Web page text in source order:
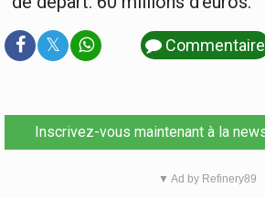
𝕏 Commentaire
Inscrivez-vous maintenant à la
▼ Ad by Refinery89